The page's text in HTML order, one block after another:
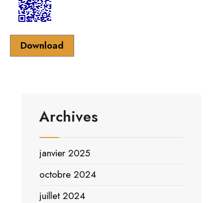
Download
Archives
janvier 2025
octobre 2024
juillet 2024